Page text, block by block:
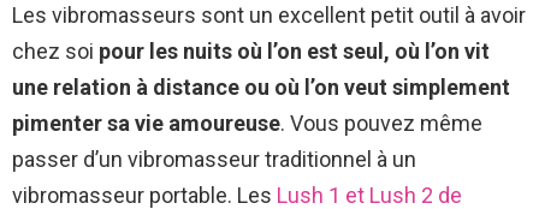
Les vibromasseurs sont un excellent petit outil à avoir
chez soi pour les nuits où l’on est seul, où l’on vit
une relation à distance ou où l’on veut simplement
pimenter sa vie amoureuse. Vous pouvez même
passer d’un vibromasseur traditionnel à un
vibromasseur portable. Les Lush 1 et Lush 2 de